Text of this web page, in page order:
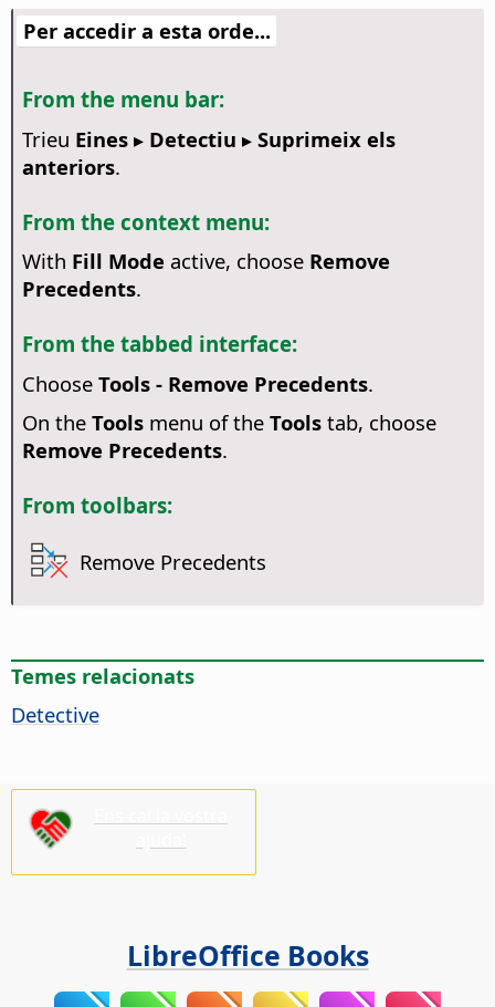
Per accedir a esta orde...
From the menu bar:
Trieu Eines ▸ Detectiu ▸ Suprimeix els
anteriors.
From the context menu:
With Fill Mode active, choose Remove
Precedents.
From the tabbed interface:
Choose Tools - Remove Precedents.
On the Toolsmenu of the Toolstab, choose
Remove Precedents.
From toolbars:
Remove Precedents
Temes relacionats
Detective
LibreOffice Books